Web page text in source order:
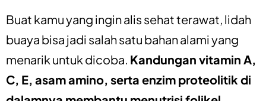
Buat kamu yang ingin alis sehat terawat, lidah
buaya bisa jadi salah satu bahan alami yang
menarik untuk dicoba. Kandungan vitamin A,
C, E, asam amino, serta enzim proteolitik di